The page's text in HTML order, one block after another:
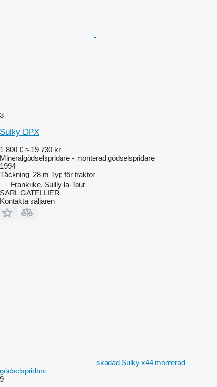
3
Sulky DPX
1 800 € ≈ 19 730 kr
Mineralgödselspridare - monterad gödselspridare
1994
Täckning 28 m Typ för traktor
Frankrike, Suilly-la-Tour
SARL GATELLIER
Kontakta säljaren
skadad Sulky x44 monterad
gödselspridare
9